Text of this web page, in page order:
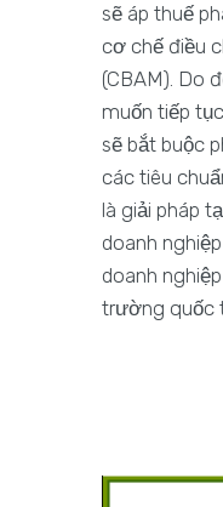
sẽ áp thuế
cơ chế điều
(CBAM). Do
muốn tiếp
sẽ bắt buộc
các tiêu
là giải pháp
doanh
doanh
trường quốc